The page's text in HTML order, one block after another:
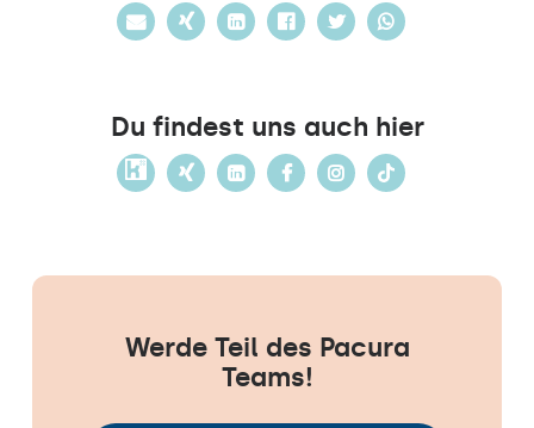
Du findest uns auch hier
Werde Teil des Pacura
Teams!